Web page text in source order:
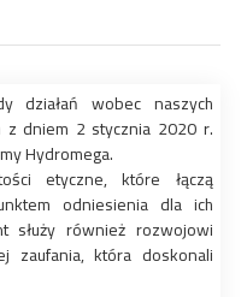
działań wobec naszych
dniem 2 stycznia 2020 r.
Hydromega.
etyczne, które łączą
odniesienia dla ich
służy również rozwojowi
zaufania, która doskonali